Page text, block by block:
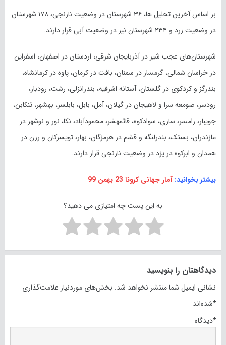
بر اساس آخرین تحلیل ها، ۳۶ شهرستان در وضعیت نارنجی، ۱۷۸ شهرستان
در وضعیت زرد و ۲۳۴ شهرستان نیز در وضعیت آبی قرار دارند.
شهرستان‌های عجب شیر در آذربایجان شرقی، اردستان در اصفهان، اسفراین
در خراسان شمالی، گرمسار در سمنان، بافت در کرمان، پاوه در کرمانشاه،
بندرگز و کردکوی در گلستان، آستانه اشرفیه، بندرانزلی، رشت، رودبار،
رودسر، صومعه سرا و لاهیجان در گیلان، آمل، بابل، بابلسر، بهشهر، تنکابن،
جویبار، رامسر، ساری، سوادکوه، قائمهشر، محمودآباد، نکا، نور و نوشهر در
مازندران، بستک، بندرلنگه و قشم در هرمزگان، بهار، تویسرکان و رزن در
همدان و ابرکوه در یزد در وضعیت نارنجی قرار دارند.
بیشتر بخوانید: آمار جهانی کرونا 23 بهمن 99
به این پست چه امتیازی می دهید؟
دیدگاهتان را بنویسید
نشانی ایمیل شما منتشر نخواهد شد. بخش‌های موردنیاز علامت‌گذاری
شده‌اند*
دیدگاه*